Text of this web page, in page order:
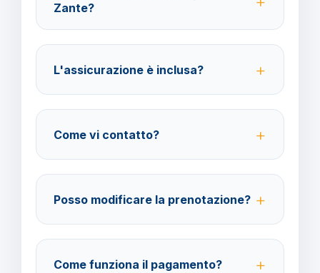
Zante?
per la destinazione scelta.
L'assicurazione è inclusa?
consigliate per coprire spese mediche e
cancellazione viaggio.
Come vi contatto?
amministrazione@barbaviaggi.it, o tramite il sito
barbaviaggi.it.
Posso modificare la prenotazione?
prima della partenza con un costo di 70 euro a
modifica.
Come funziona il pagamento?